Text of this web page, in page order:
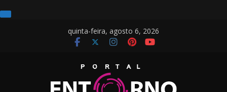
quinta-feira, agosto 6, 2026